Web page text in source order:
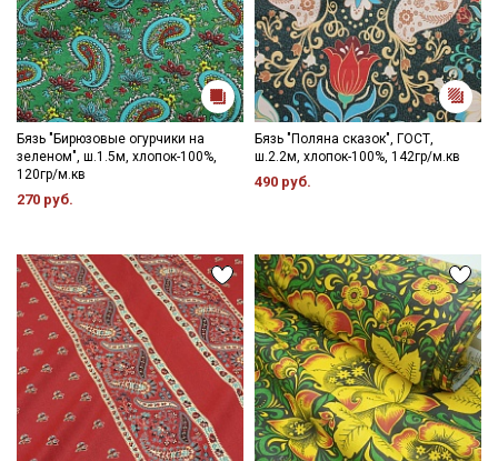
Бязь "Бирюзовые огурчики на
зеленом", ш.1.5м, хлопок-100%,
120гр/м.кв
270 руб.
Бязь "Поляна сказок", ГОСТ,
ш.2.2м, хлопок-100%, 142гр/м.кв
490 руб.